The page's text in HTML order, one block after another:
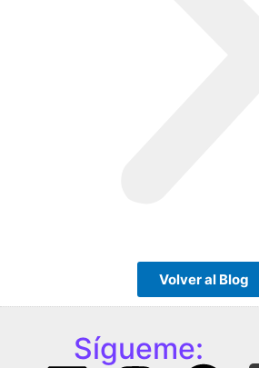
Volver al Blog
Sígueme: